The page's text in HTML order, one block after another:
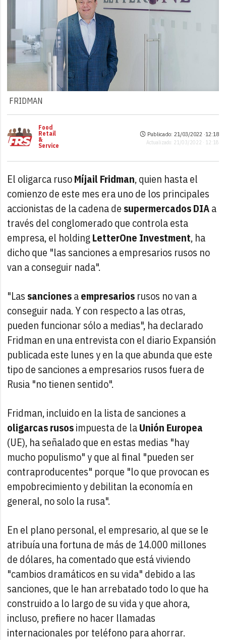
FRIDMAN
Food
Retail
&
Service
Publicado: 21/03/2022 ·12:18
Actualizado: 21/03/2022 · 12:18
El oligarca rusoMíjail Fridman, quien hasta el
comienzo de este mes era uno de los principales
accionistas de la cadena de supermercados DIAa
través del conglomerado que controla esta
empresa, el holdingLetterOne Investment, ha
dicho que "las sanciones a empresarios rusos no
van a conseguir nada".
"Las sancionesaempresarios rusos no van a
conseguir nada. Y con respecto a las otras,
pueden funcionar sólo a medias", ha declarado
Fridman en una entrevista con el diario Expansión
publicada este lunes y en la que abunda que este
tipo de sanciones a empresarios rusos fuera de
Rusia "no tienen sentido".
Fridman, incluido en la lista de sanciones a
oligarcas rusosimpuesta de laUnión Europea
(UE), ha señalado que en estas medias "hay
mucho populismo" y que al final "pueden ser
contraproducentes" porque "lo que provocan es
empobrecimiento y debilitan la economía en
general, no solo la rusa".
En el plano personal, el empresario, al que se le
atribuía una fortuna de más de 14.000 millones
de dólares, ha comentado que está viviendo
"cambios dramáticos en su vida" debido a las
sanciones, que le han arrebatado todo lo que ha
construido a lo largo de su vida y que ahora,
incluso, prefiere no hacer llamadas
internacionales por teléfono para ahorrar.